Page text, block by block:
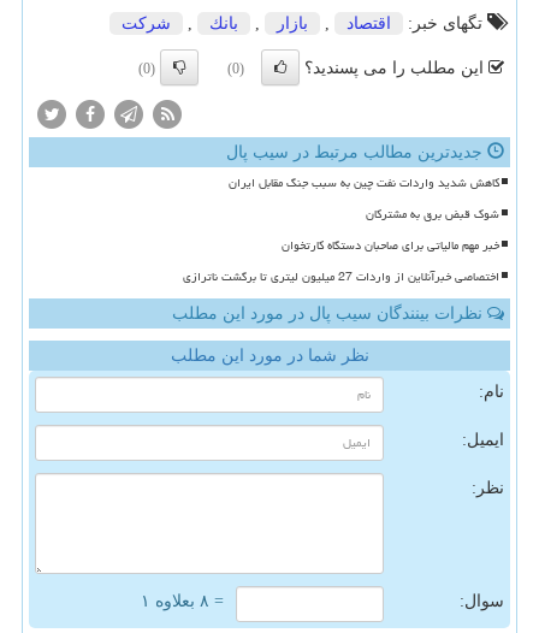
تگهای خبر:
اقتصاد , بازار , بانك , شركت
این مطلب را می پسندید؟ (0)
(0)
جدیدترین مطالب مرتبط در سیب پال
کاهش شدید واردات نفت چین به سبب جنگ مقابل ایران
شوک قبض برق به مشترکان
خبر مهم مالیاتی برای صاحبان دستگاه کارتخوان
اختصاصی خبرآنلاین از واردات 27 میلیون لیتری تا برگشت ناترازی
نظرات بینندگان سیب پال در مورد این مطلب
نظر شما در مورد این مطلب
نام:
ایمیل:
نظر:
سوال: = ۸ بعلاوه ۱